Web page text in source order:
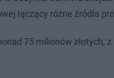
łączący różne źródła
75 milionów złotych,